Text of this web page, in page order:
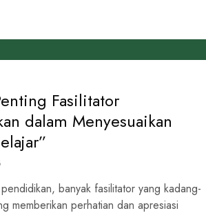
Fasilitator
dalam Menyesuaikan
banyak fasilitator yang kadang-
memberikan perhatian dan apresiasi